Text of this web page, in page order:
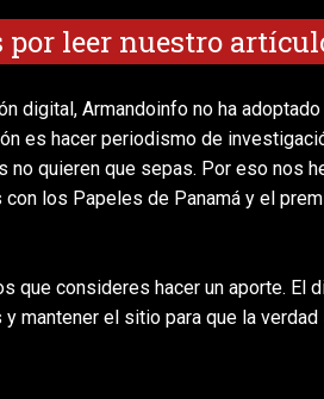
por leer nuestro
digital, Armandoinfo no ha
es hacer periodismo de
quieren que sepas. Por eso nos
los Papeles de Panamá y el
que consideres hacer un aporte. El
mantener el sitio para que la verdad